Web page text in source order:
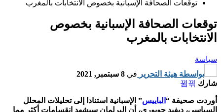
توقعات الصحافة الإسبانية بخصوص الانتخابات بالمغرب
توقعات الصحافة الإسبانية بخصوص
الانتخابات بالمغرب
سياسة
بواسطة هيئة التحرير في 8 سبتمبر, 2021
شارك
أوردت صحيفة “ الباييس” الإسبانية استنادا إلى تحليلات المحلل
السياسي، ديفيد جويوري، أن البرلمان سيشهد انقسامات أكثر مما